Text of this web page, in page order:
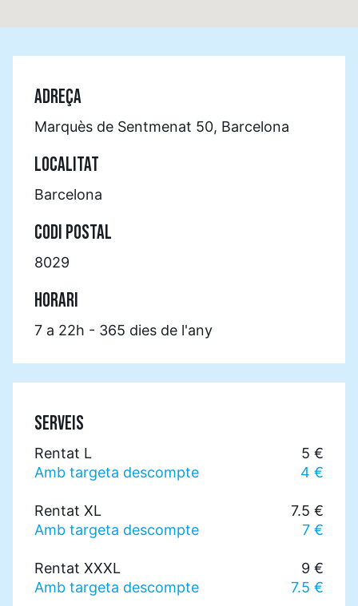
ADREÇA
Marquès de Sentmenat 50, Barcelona
LOCALITAT
Barcelona
CODI POSTAL
8029
HORARI
7 a 22h - 365 dies de l'any
SERVEIS
Rentat L
5 €
Amb targeta descompte
4 €
Rentat XL
7.5 €
Amb targeta descompte
7 €
Rentat XXXL
9 €
Amb targeta descompte
7.5 €